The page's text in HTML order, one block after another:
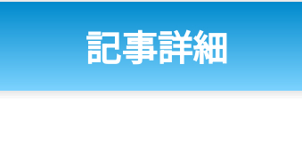
記事詳細